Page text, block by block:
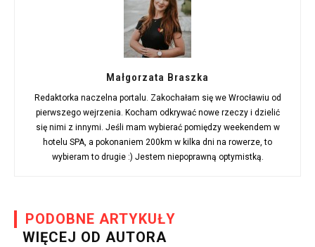
Małgorzata Braszka
Redaktorka naczelna portalu. Zakochałam się we Wrocławiu od
pierwszego wejrzenia. Kocham odkrywać nowe rzeczy i dzielić
się nimi z innymi. Jeśli mam wybierać pomiędzy weekendem w
hotelu SPA, a pokonaniem 200km w kilka dni na rowerze, to
wybieram to drugie :) Jestem niepoprawną optymistką.
PODOBNE ARTYKUŁY
WIĘCEJ OD AUTORA